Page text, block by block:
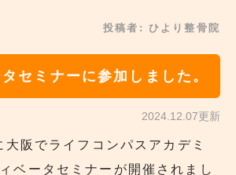
投稿者: ひより整骨院
セミナーに参加しました。
2024.12.07更新
阪でライフコンパスアカデミ
ベータセミナーが開催されまし